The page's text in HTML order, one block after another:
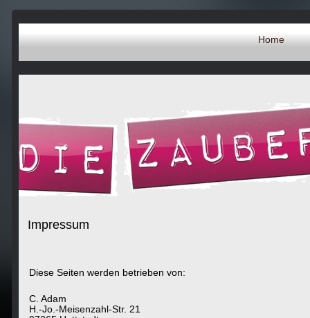
Home
Impressum
Diese Seiten werden betrieben von:
C. Adam
H.-Jo.-Meisenzahl-Str. 21